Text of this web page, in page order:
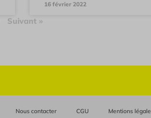
16 février 2022
Suivant »
Nous contacter CGU Mentions